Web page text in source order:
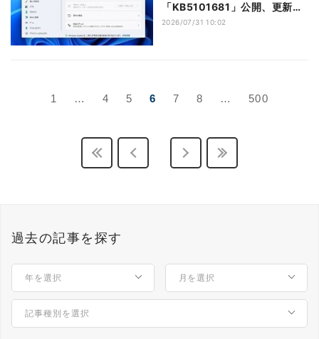
「KB5101681」公開、更新の
一時停止が実質無期限に
2026/07/31 10:02
1 … 4 5 6 7 8 … 500
過去の記事を探す